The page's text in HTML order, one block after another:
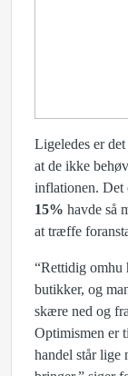
Ligeledes er
at de ikke
inflationen. Det
15% havde så
at træffe
“Rettidig omhu
butikker, og
skære ned og
Optimismen er
handel står lige